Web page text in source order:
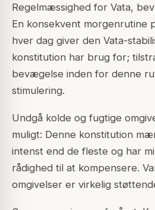
Regelmæssighed for Vata,
En konsekvent morgenrutine
hver dag giver den Vata-
konstitution har brug for;
bevægelse inden for denne
stimulering.
Undgå kolde og fugtige
muligt: Denne konstitution
intenst end de fleste og har
rådighed til at kompensere.
omgivelser er virkelig